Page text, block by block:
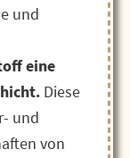
und
eine
Diese
und
von